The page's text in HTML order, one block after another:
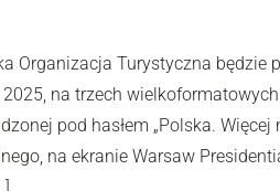
Organizacja Turystyczna
na trzech
pod hasłem „Polska.
na ekranie Warsaw